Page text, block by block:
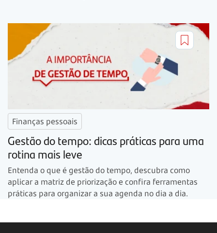
Finanças pessoais
Gestão do tempo: dicas práticas para uma
rotina mais leve
Entenda o que é gestão do tempo, descubra como
aplicar a matriz de priorização e confira ferramentas
práticas para organizar a sua agenda no dia a dia.